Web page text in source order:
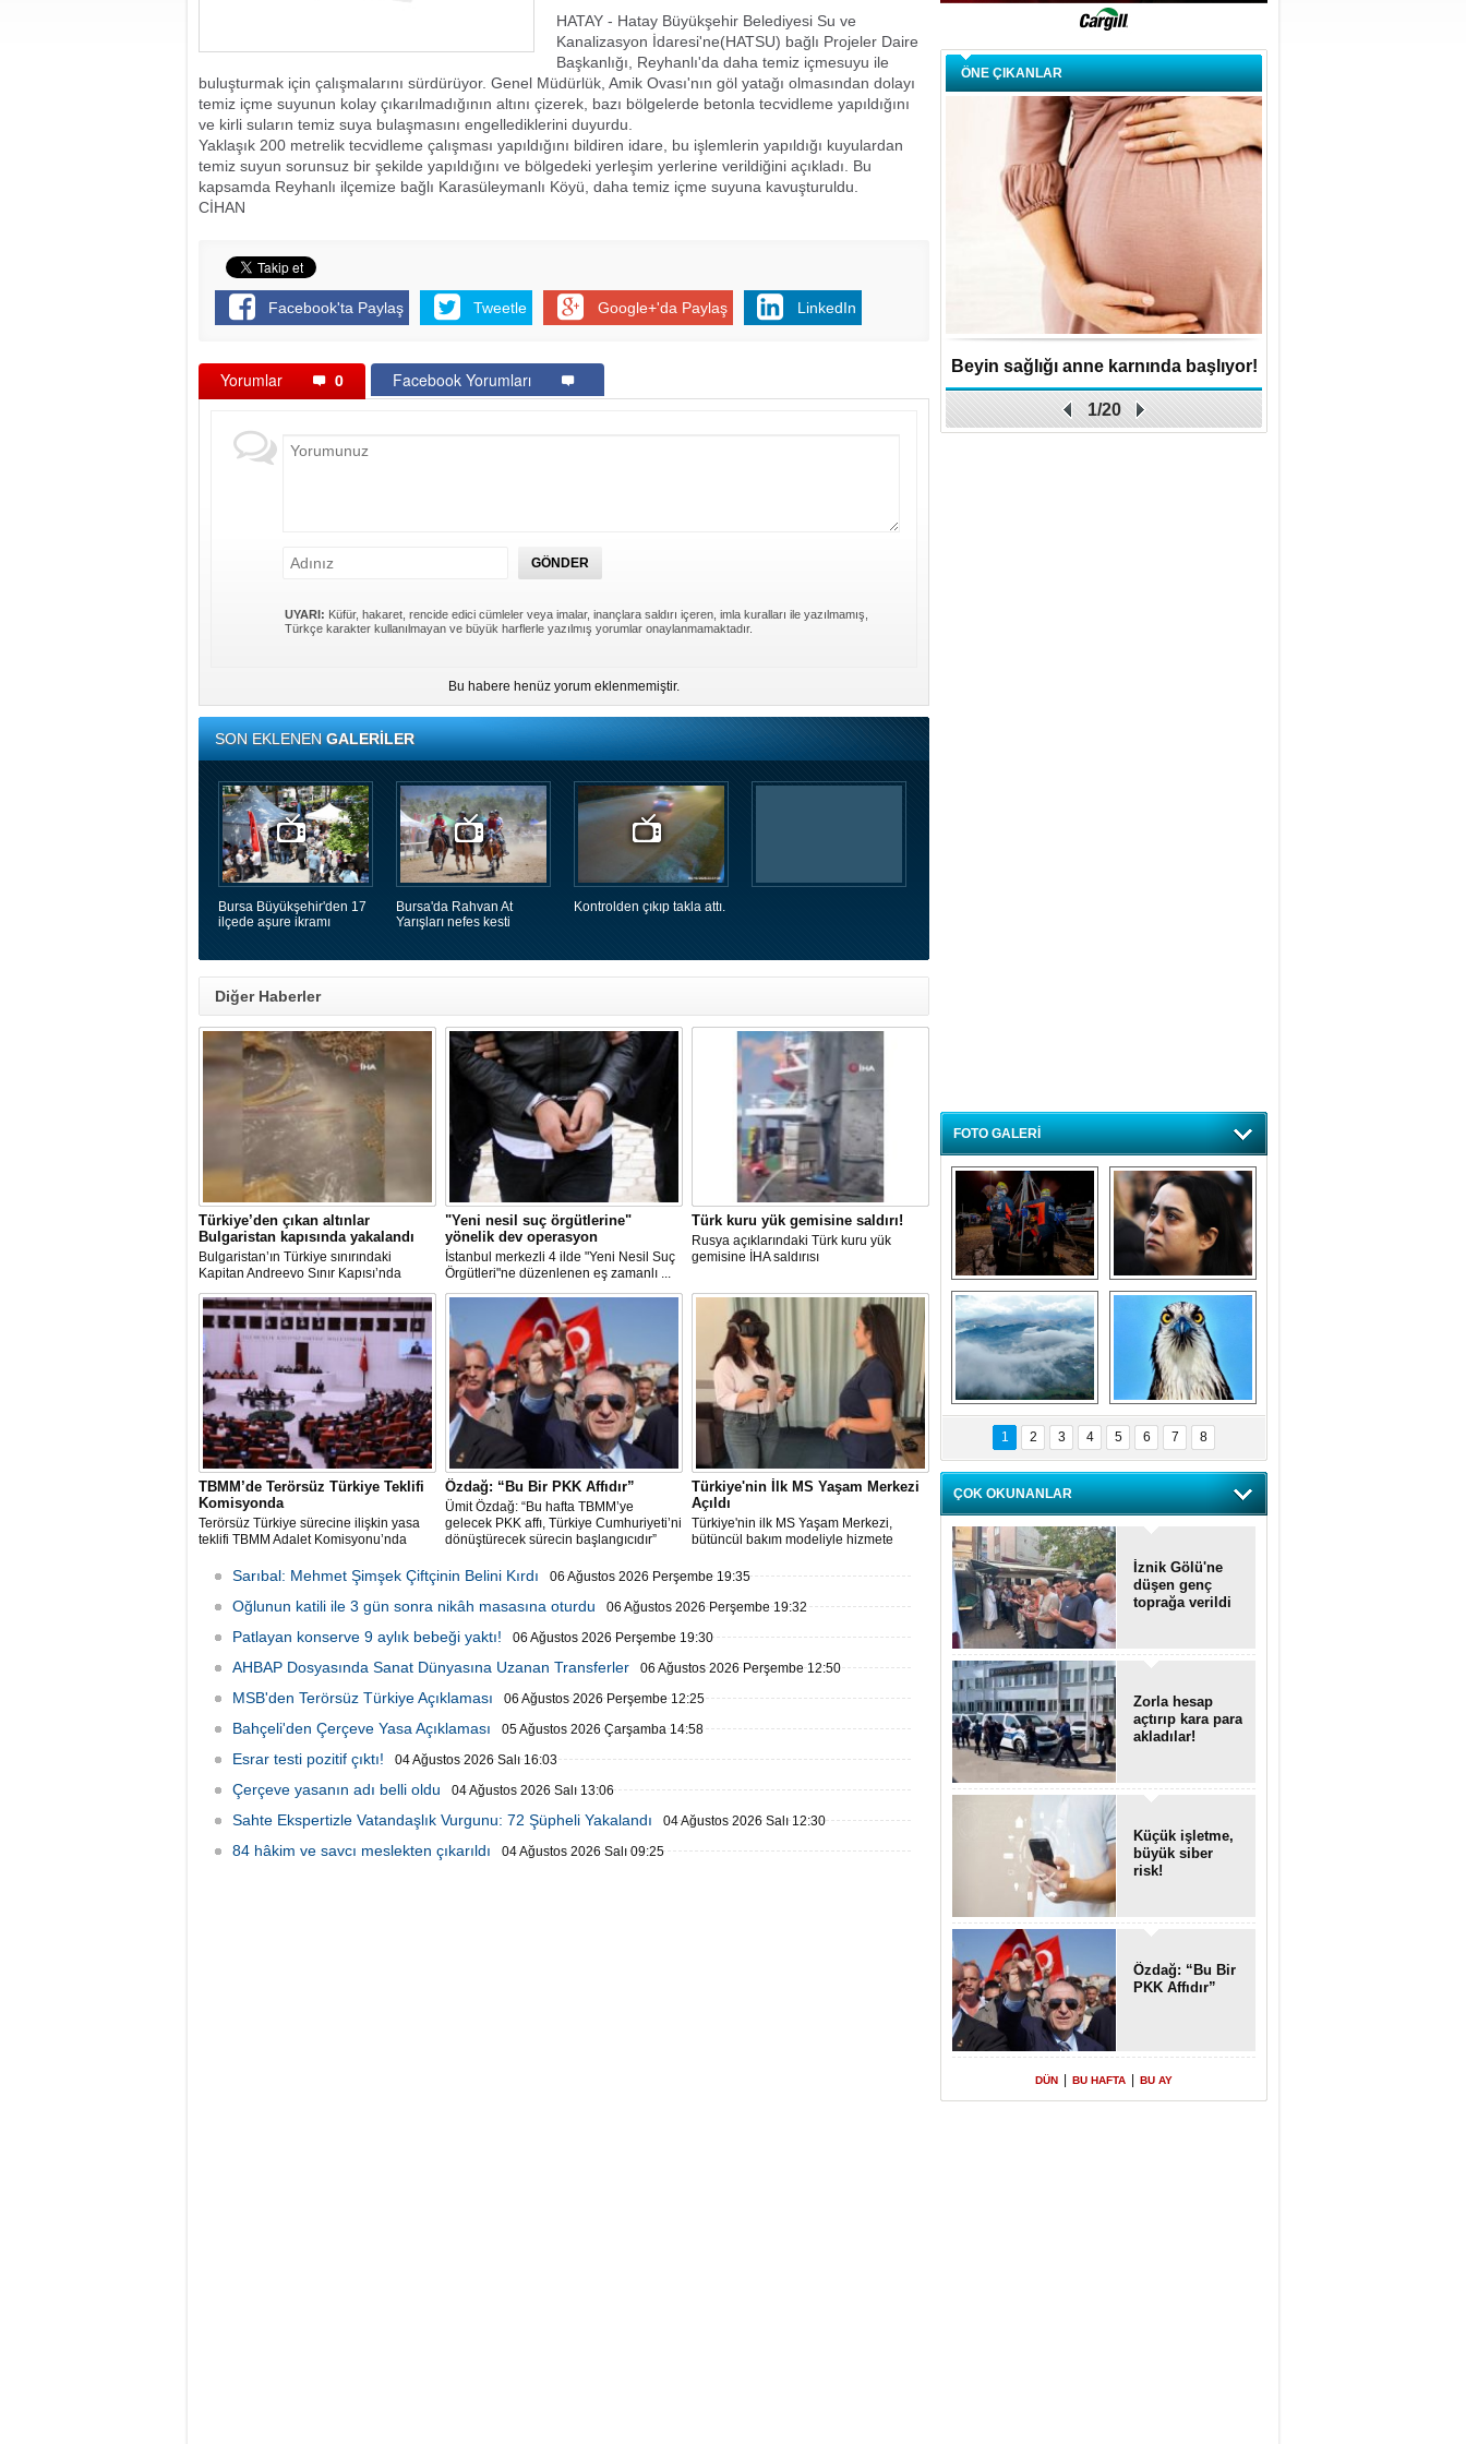
HATAY - Hatay Büyükşehir Belediyesi Su ve
Kanalizasyon İdaresi'ne(HATSU) bağlı Projeler Daire
Başkanlığı, Reyhanlı'da daha temiz içmesuyu ile
buluşturmak için çalışmalarını sürdürüyor. Genel Müdürlük, Amik Ovası'nın göl yatağı olmasından dolayı
temiz içme suyunun kolay çıkarılmadığının altını çizerek, bazı bölgelerde betonla tecvidleme yapıldığını
ve kirli suların temiz suya bulaşmasını engellediklerini duyurdu.
Yaklaşık 200 metrelik tecvidleme çalışması yapıldığını bildiren idare, bu işlemlerin yapıldığı kuyulardan
temiz suyun sorunsuz bir şekilde yapıldığını ve bölgedeki yerleşim yerlerine verildiğini açıkladı. Bu
kapsamda Reyhanlı ilçemize bağlı Karasüleymanlı Köyü, daha temiz içme suyuna kavuşturuldu.
CİHAN
Facebook'ta Paylaş Tweetle Google+'da Paylaş LinkedIn
Yorumlar 0 Facebook Yorumları
UYARI: Küfür, hakaret, rencide edici cümleler veya imalar, inançlara saldırı içeren, imla kuralları ile yazılmamış,
Türkçe karakter kullanılmayan ve büyük harflerle yazılmış yorumlar onaylanmamaktadır.
Bu habere henüz yorum eklenmemiştir.
SON EKLENENGALERİLER
Bursa Büyükşehir'den 17
ilçede aşure ikramı
Bursa'da Rahvan At
Yarışları nefes kesti
Kontrolden çıkıp takla attı.
Diğer Haberler
Türkiye’den çıkan altınlar
Bulgaristan kapısında yakalandı
Bulgaristan’ın Türkiye sınırındaki
Kapitan Andreevo Sınır Kapısı’nda
gerçekleştirilen...
"Yeni nesil suç örgütlerine"
yönelik dev operasyon
İstanbul merkezli 4 ilde "Yeni Nesil Suç
Örgütleri"ne düzenlenen eş zamanlı ...
Türk kuru yük gemisine saldırı!
Rusya açıklarındaki Türk kuru yük
gemisine İHA saldırısı
TBMM’de Terörsüz Türkiye Teklifi
Komisyonda
Terörsüz Türkiye sürecine ilişkin yasa
teklifi TBMM Adalet Komisyonu’nda
Özdağ: “Bu Bir PKK Affıdır”
Ümit Özdağ: “Bu hafta TBMM’ye
gelecek PKK affı, Türkiye Cumhuriyeti’ni
dönüştürecek sürecin başlangıcıdır”
Türkiye'nin İlk MS Yaşam Merkezi
Açıldı
Türkiye'nin ilk MS Yaşam Merkezi,
bütüncül bakım modeliyle hizmete
Sarıbal: Mehmet Şimşek Çiftçinin Belini Kırdı 06 Ağustos 2026 Perşembe 19:35
Oğlunun katili ile 3 gün sonra nikâh masasına oturdu 06 Ağustos 2026 Perşembe 19:32
Patlayan konserve 9 aylık bebeği yaktı! 06 Ağustos 2026 Perşembe 19:30
AHBAP Dosyasında Sanat Dünyasına Uzanan Transferler 06 Ağustos 2026 Perşembe 12:50
MSB'den Terörsüz Türkiye Açıklaması 06 Ağustos 2026 Perşembe 12:25
Bahçeli'den Çerçeve Yasa Açıklaması 05 Ağustos 2026 Çarşamba 14:58
Esrar testi pozitif çıktı! 04 Ağustos 2026 Salı 16:03
Çerçeve yasanın adı belli oldu 04 Ağustos 2026 Salı 13:06
Sahte Ekspertizle Vatandaşlık Vurgunu: 72 Şüpheli Yakalandı 04 Ağustos 2026 Salı 12:30
84 hâkim ve savcı meslekten çıkarıldı 04 Ağustos 2026 Salı 09:25
ÖNE ÇIKANLAR
Beyin sağlığı anne karnında başlıyor!
1/20
FOTO GALERİ
Bursa'da deprem
tatbikatı gerçeğini
aratmadı
Özlem ve minnetle
anıyoruz
Bursa'dan
büyüleyen
fotoğraflar
Balık Kartalı
Bursa’da
görüntülendi
1 2 3 4 5 6 7 8
ÇOK OKUNANLAR
İznik Gölü'ne
düşen genç
toprağa verildi
Zorla hesap
açtırıp kara para
akladılar!
Küçük işletme,
büyük siber
risk!
Özdağ: “Bu Bir
PKK Affıdır”
DÜN BU HAFTA BU AY